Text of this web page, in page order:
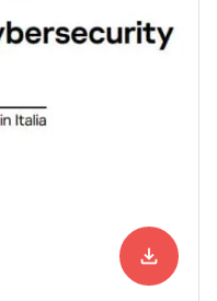
Scarica
file_download